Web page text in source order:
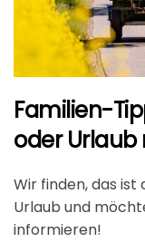
Familien-
oder
Wir finden, das
Urlaub und
informieren!